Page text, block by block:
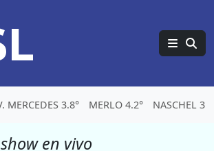
MERCEDES 3.8° MERLO 4.2° NASCHEL
show en vivo